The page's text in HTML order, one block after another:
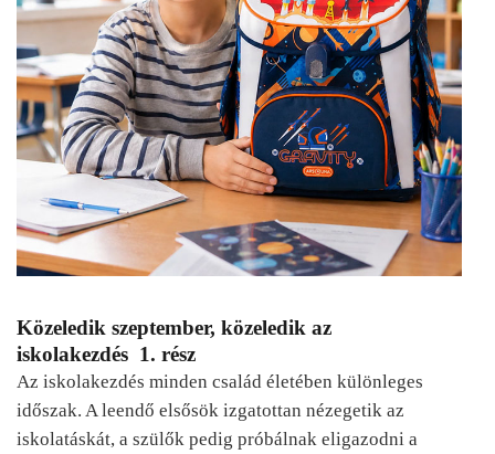
Közeledik szeptember, közeledik az
iskolakezdés 1. rész
Az iskolakezdés minden család életében különleges
időszak. A leendő elsősök izgatottan nézegetik az
iskolatáskát, a szülők pedig próbálnak eligazodni a